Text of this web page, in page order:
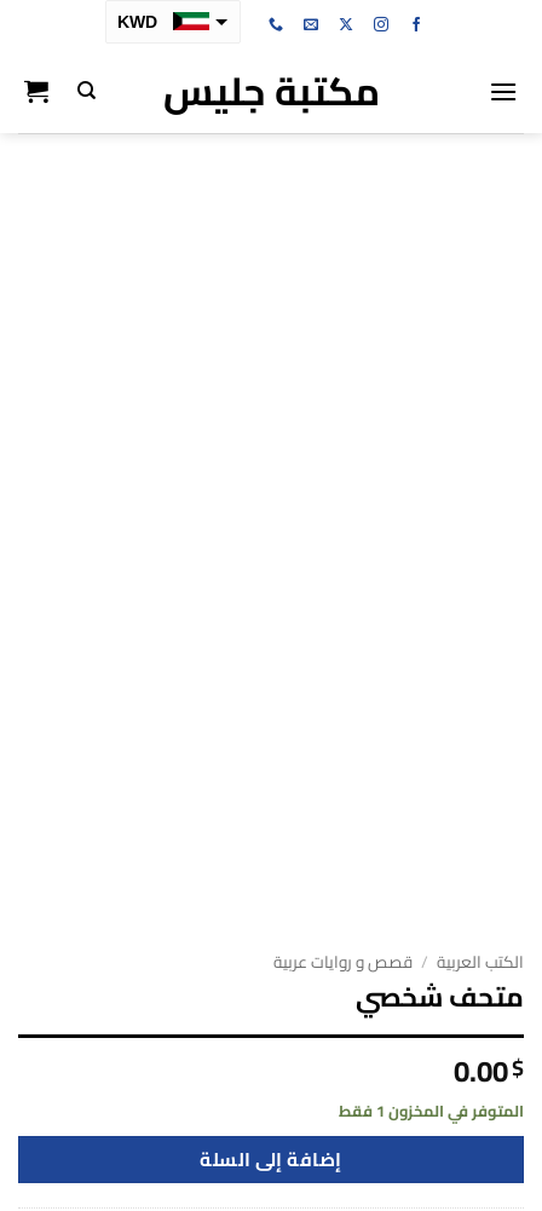
KWD
مكتبة جليس
الكتب العربية / قصص و روايات عربية
متحف شخصي
0.00$
المتوفر في المخزون 1 فقط
إضافة إلى السلة